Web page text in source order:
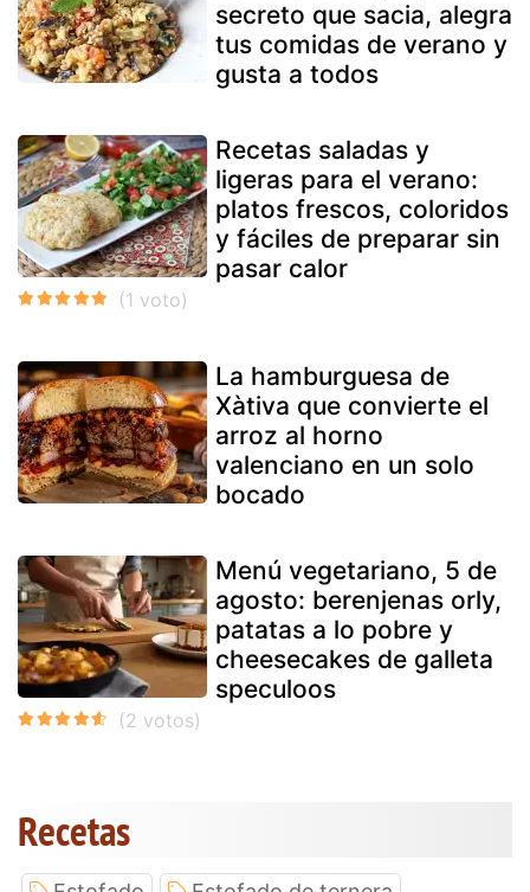
secreto que sacia, alegra
tus comidas de verano y
gusta a todos
Recetas saladas y
ligeras para el verano:
platos frescos, coloridos
y fáciles de preparar sin
pasar calor
La hamburguesa de
Xàtiva que convierte el
arroz al horno
valenciano en un solo
bocado
Menú vegetariano, 5 de
agosto: berenjenas orly,
patatas a lo pobre y
cheesecakes de galleta
speculoos
Recetas